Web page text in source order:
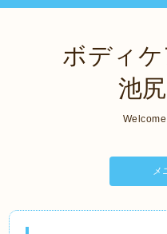
ボディ
池
メ